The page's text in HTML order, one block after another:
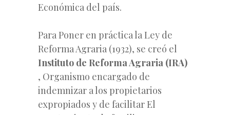
Económica del país.
Para Poner en práctica la Ley de
Reforma Agraria (1932), se creó el
Instituto de Reforma Agraria (IRA)
, Organismo encargado de
indemnizar a los propietarios
expropiados y de facilitar El